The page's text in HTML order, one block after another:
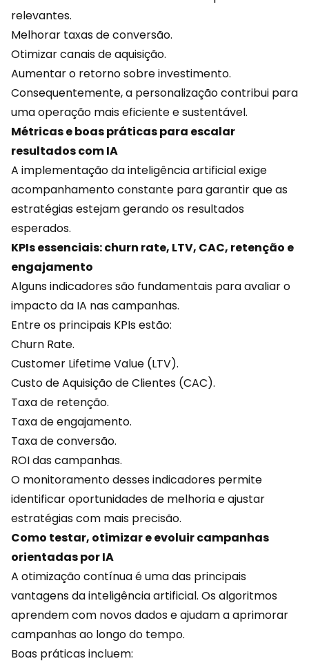
relevantes.
Melhorar taxas de conversão.
Otimizar canais de aquisição.
Aumentar o retorno sobre investimento.
Consequentemente, a personalização contribui para
uma operação mais eficiente e sustentável.
Métricas e boas práticas para escalar
resultados com IA
A implementação da inteligência artificial exige
acompanhamento constante para garantir que as
estratégias estejam gerando os resultados
esperados.
KPIs essenciais: churn rate, LTV, CAC, retenção e
engajamento
Alguns indicadores são fundamentais para avaliar o
impacto da IA nas campanhas.
Entre os principais KPIs estão:
Churn Rate.
Customer Lifetime Value (LTV).
Custo de Aquisição de Clientes (CAC).
Taxa de retenção.
Taxa deengajamento.
Taxa de conversão.
ROI das campanhas.
O monitoramento desses indicadores permite
identificar oportunidades de melhoria e ajustar
estratégias com mais precisão.
Como testar, otimizar e evoluir campanhas
orientadas por IA
A otimização contínua é uma das principais
vantagens da inteligência artificial. Os algoritmos
aprendem com novos dados e ajudam a aprimorar
campanhas ao longo do tempo.
Boas práticas incluem: